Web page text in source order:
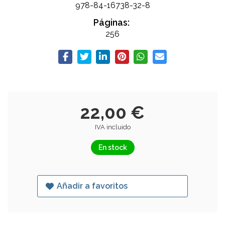
978-84-16738-32-8
Páginas:
256
22,00 €
IVA incluido
En stock
Añadir a favoritos